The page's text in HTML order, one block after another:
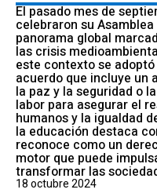
El pasado mes de
celebraron su
panorama global
las crisis
este contexto se
acuerdo que incluye un
la paz y la seguridad o
labor para asegurar el
humanos y la igualdad
la educación destaca
reconoce como un
motor que puede
transformar las
18 octubre 2024